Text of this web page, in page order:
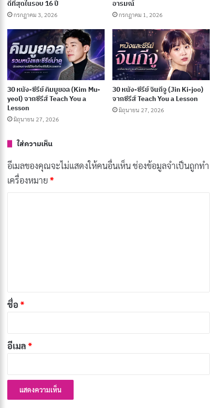
อลังการงานสร้าง มีตัวละครเยอะ และเนื้อเรื่องมีความ
ซับซ้อน เช่น The Lord of the Rings: The Return of
the King หรือ Braveheart
Action War Film: หนังสงครามเน้นฉากแอ็คชั่น การ
ต่อสู้สุดมันส์ และความตื่นเต้นเร้าใจ เช่น Black Hawk
Down หรือ 1917
สัมพันธ์ของตัวละคร ความสูญเสีย ความรัก และ
มิตรภาพท่ามกลางสงคราม เช่น The Pianist หรือ
Atonement
50. Hacksaw Ridge | วีรบุรุษสมรภูมิ
ดีที่สุดในรอบ 16 ปี
กรกฎาคม 3, 2026
อารมณ์
กรกฎาคม 1, 2026
30 หนัง-ซีรีย์ คิมมูยอล (Kim Mu-
yeol) จากซีรีส์ Teach You a
Lesson
มิถุนายน 27, 2026
30 หนัง-ซีรีย์ จินกีจู (Jin Ki-joo)
จากซีรีส์ Teach You a Lesson
มิถุนายน 27, 2026
ใส่ความเห็น
อีเมลของคุณจะไม่แสดงให้คนอื่นเห็นช่องข้อมูลจำเป็นถูกทำ
เครื่องหมาย *
*
ชื่อ *
อีเมล *